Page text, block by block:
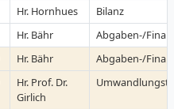
Hr. Hornhues
Bilanz
Hr. Bähr
Abgaben-/
Hr. Bähr
Abgaben-/
Hr. Prof. Dr.
Girlich